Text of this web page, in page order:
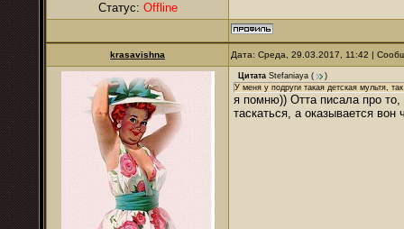
Статус: Offline
krasavishna Дата: Среда, 29.03.2017, 11:42 |
Цитата Stefaniaya (
)
У меня у подруги такая детская мультя,
я помню)) Отта писала про
таскаться, а оказывается вон